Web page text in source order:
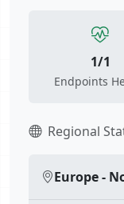
1/1
Endpoints
Regional
Europe -